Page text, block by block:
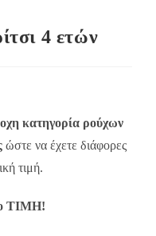
4 ετών
κατηγορία ρούχων
ώστε να έχετε διάφορες
τιμή.
ΤΙΜΗ!